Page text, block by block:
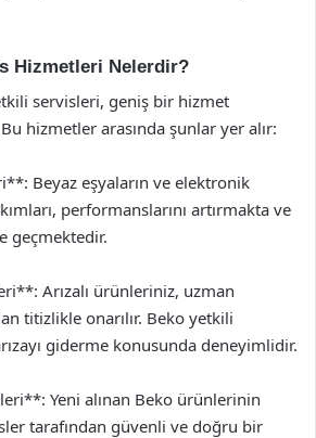
Hizmetleri Nelerdir?
servisleri, geniş bir hizmet
hizmetler arasında şunlar yer alır:
Beyaz eşyaların ve elektronik
performanslarını artırmakta ve
geçmektedir.
Arızalı ürünleriniz, uzman
titizlikle onarılır. Beko yetkili
giderme konusunda deneyimlidir.
Yeni alınan Beko ürünlerinin
tarafından güvenli ve doğru bir